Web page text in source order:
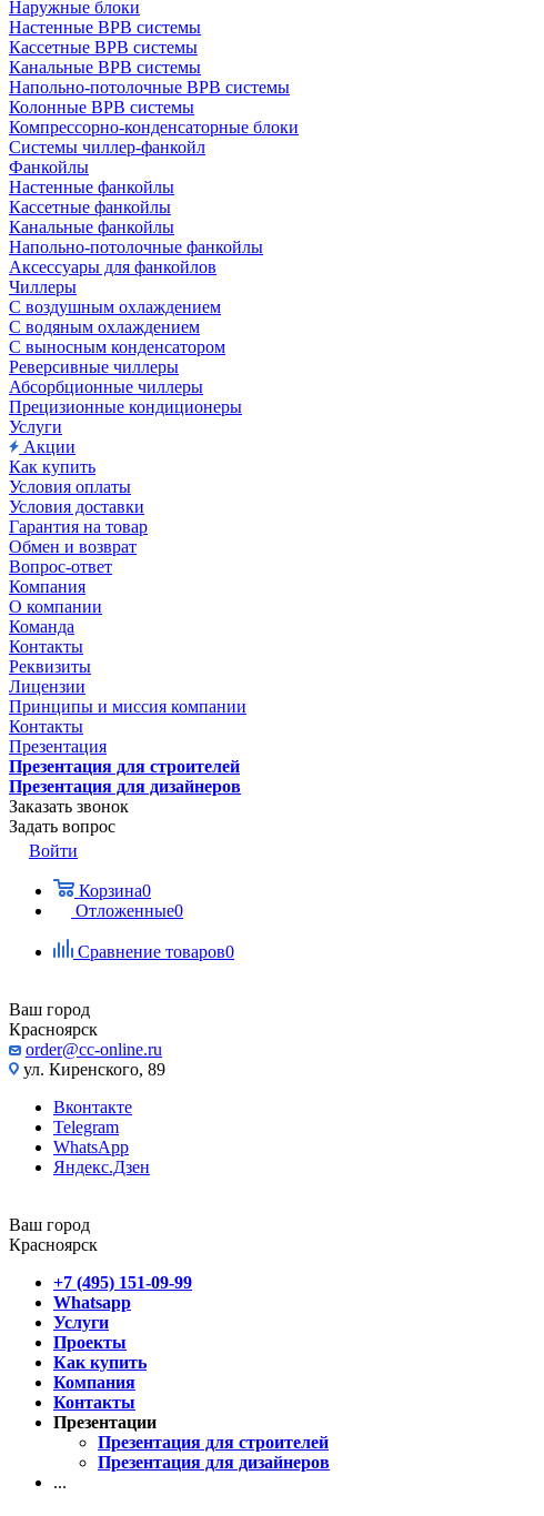
Наружные блоки
Настенные ВРВ системы
Кассетные ВРВ системы
Канальные ВРВ системы
Напольно-потолочные ВРВ системы
Колонные ВРВ системы
Компрессорно-конденсаторные блоки
Системы чиллер-фанкойл
Фанкойлы
Настенные фанкойлы
Кассетные фанкойлы
Канальные фанкойлы
Напольно-потолочные фанкойлы
Аксессуары для фанкойлов
Чиллеры
С воздушным охлаждением
С водяным охлаждением
С выносным конденсатором
Реверсивные чиллеры
Абсорбционные чиллеры
Прецизионные кондиционеры
Услуги
Акции
Как купить
Условия оплаты
Условия доставки
Гарантия на товар
Обмен и возврат
Вопрос-ответ
Компания
О компании
Команда
Контакты
Реквизиты
Лицензии
Принципы и миссия компании
Контакты
Презентация
Презентация для строителей
Презентация для дизайнеров
Заказать звонок
Задать вопрос
Войти
Корзина0
Отложенные0
Сравнение товаров0
Ваш город
Красноярск
order@cc-online.ru
ул. Киренского, 89
Вконтакте
Telegram
WhatsApp
Яндекс.Дзен
Ваш город
Красноярск
+7 (495) 151-09-99
Whatsapp
Услуги
Проекты
Как купить
Компания
Контакты
Презентации
Презентация для строителей
Презентация для дизайнеров
...